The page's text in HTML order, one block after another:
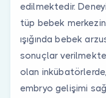
edilmektedir.
tüp bebek
ışığında bebek
sonuçlar
olan
embryo gelişimi